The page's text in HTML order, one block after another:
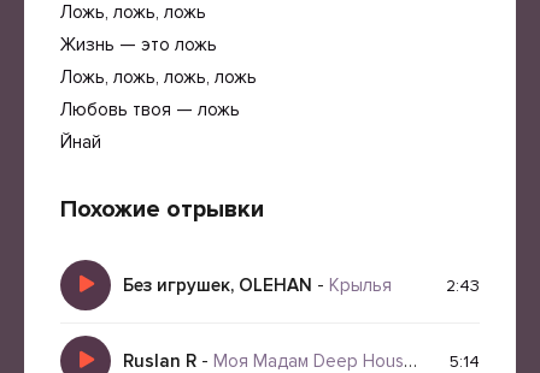
Ложь, ложь, ложь
Жизнь — это ложь
Ложь, ложь, ложь, ложь
Любовь твоя — ложь
Йнай
Похожие отрывки
Без игрушек, OLEHAN - Крылья 2:43
Ruslan R - Моя Мадам Deep House Deep Bass Mix 2026 5:14